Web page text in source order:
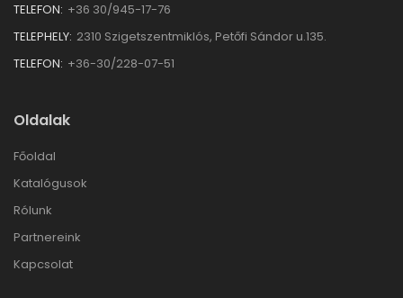
TELEFON: +36 30/945-17-76
TELEPHELY: 2310 Szigetszentmiklós, Petőfi Sándor u.135.
TELEFON: +36-30/228-07-51
Oldalak
Főoldal
Katalógusok
Rólunk
Partnereink
Kapcsolat